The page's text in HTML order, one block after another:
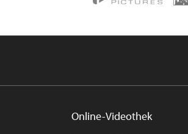
Online-Videothek